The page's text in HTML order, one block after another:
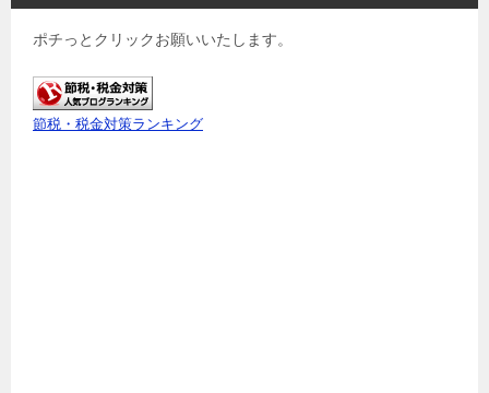
ポチっとクリックお願いいたします。
節税・税金対策ランキング